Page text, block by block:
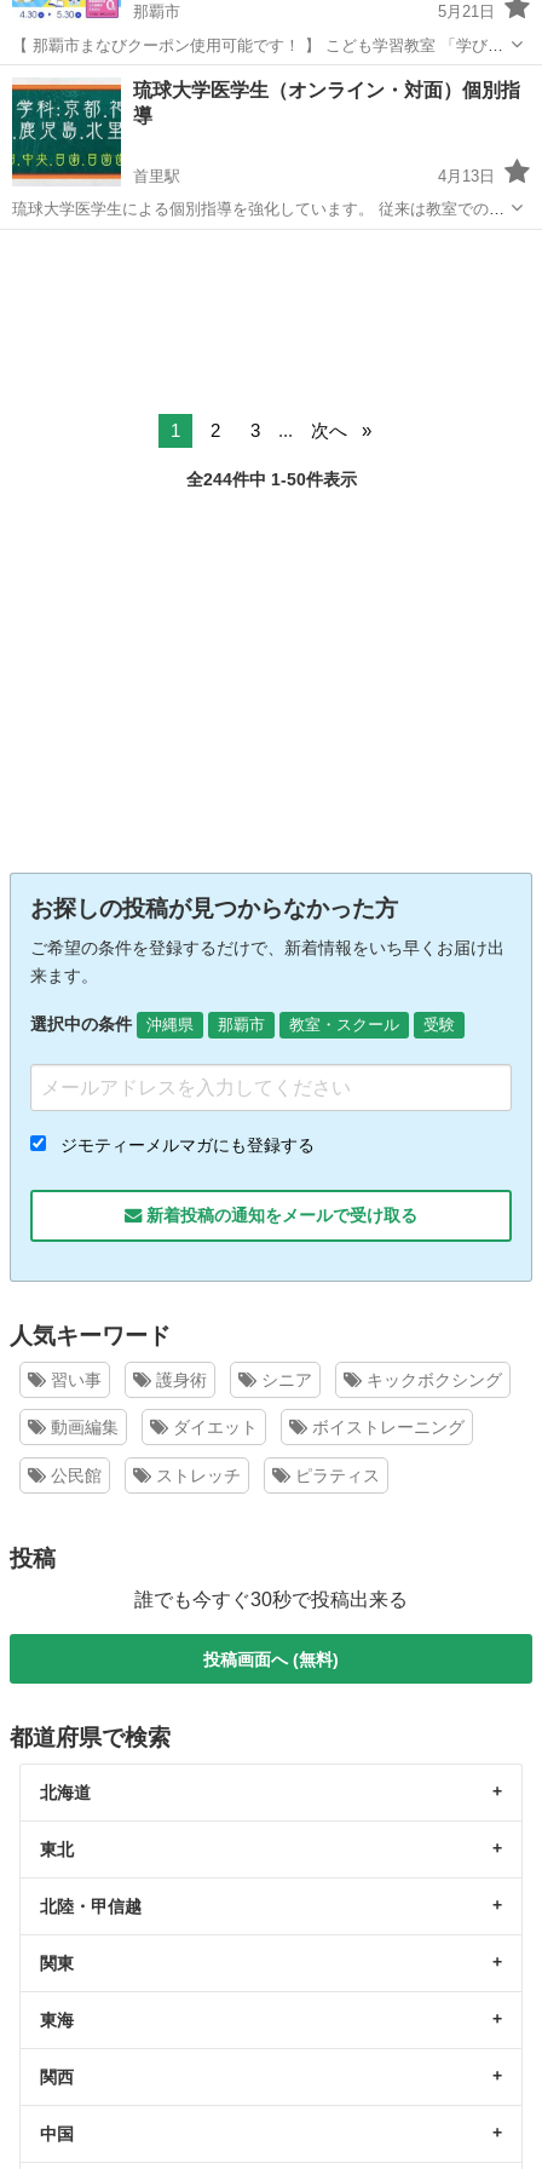
那覇市
5月21日
【 那覇市まなびクーポン使用可能です！ 】 こども学習教室 「学びク
ラス」限定特典始まりました！！！ 🌸春の入会キャンペーン🌸 通常
22,000円の #入会費が今なら無料 です！ そして、英語もセットでつい
てくる！...
沖縄 那覇市 塾 無料
琉球大学医学生（オンライン・対面）個別指
導
首里駅
4月13日
琉球大学医学生による個別指導を強化しています。 従来は教室での対
面による個別指導が主でしたが、 コロナ禍を経て、また琉球大学医学
1 2 3 ... 次へ
全244件中 1-50件表示
お探しの投稿が見つからなかった方
ご希望の条件を登録するだけで、新着情報をいち早くお届け出
来ます。
選択中の条件 沖縄県 那覇市 教室・スクール 受験
ジモティーメルマガにも登録する
新着投稿の通知をメールで受け取る
人気キーワード
習い事 護身術 シニア キックボクシング
動画編集 ダイエット ボイストレーニング
公民館 ストレッチ ピラティス
投稿
誰でも今すぐ30秒で投稿出来る
投稿画面へ (無料)
都道府県で検索
北海道
東北
北陸・甲信越
関東
東海
関西
中国